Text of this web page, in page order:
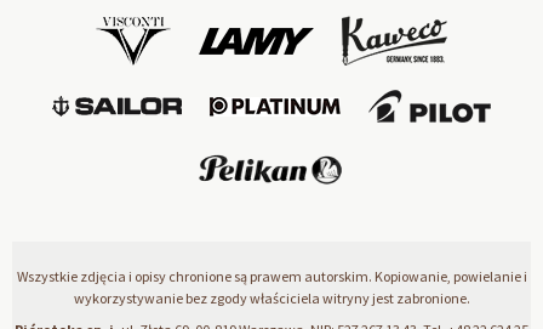
Wszystkie zdjęcia i opisy chronione są prawem autorskim. Kopiowanie, powielanie i
wykorzystywanie bez zgody właściciela witryny jest zabronione.